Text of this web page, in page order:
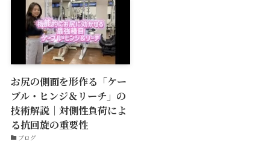
お尻の側面を形作る「ケー
ブル・ヒンジ＆リーチ」の
技術解説｜対側性負荷によ
る抗回旋の重要性
ブログ